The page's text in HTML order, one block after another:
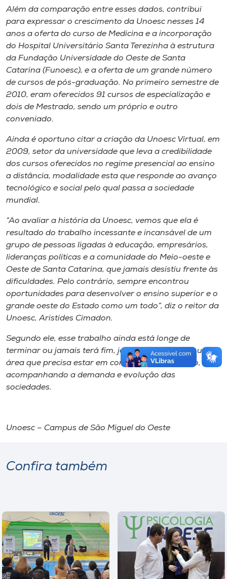
Além da comparação entre esses dados, contribui
para expressar o crescimento da Unoesc nesses 14
anos a oferta do curso de Medicina e a incorporação
do Hospital Universitário Santa Terezinha à estrutura
da Fundação Universidade do Oeste de Santa
Catarina (Funoesc), e a oferta de um grande número
de cursos de pós-graduação. No primeiro semestre de
2010, eram oferecidos 91 cursos de especialização e
dois de Mestrado, sendo um próprio e outro
conveniado.
Ainda é oportuno citar a criação da Unoesc Virtual, em
2009, setor da universidade que leva a credibilidade
dos cursos oferecidos no regime presencial ao ensino
a distância, modalidade esta que responde ao avanço
tecnológico e social pelo qual passa a sociedade
mundial.
“Ao avaliar a história da Unoesc, vemos que ela é
resultado do trabalho incessante e incansável de um
grupo de pessoas ligadas à educação, empresários,
lideranças políticas e a comunidade do Meio-oeste e
Oeste de Santa Catarina, que jamais desistiu frente às
dificuldades. Pelo contrário, sempre encontrou
oportunidades para desenvolver o ensino superior e o
grande oeste do Estado como um todo”, diz o reitor da
Unoesc, Aristides Cimadon.
Segundo ele, esse trabalho ainda está longe de
terminar ou jamais terá fim, já que a educação é uma
área que precisa estar em constante crescimento,
acompanhando a demanda e evolução das
sociedades.
Unoesc – Campus de São Miguel do Oeste
Confira também